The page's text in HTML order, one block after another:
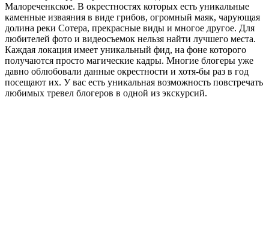
Малореченкское. В окрестностях которых есть уникальные
каменные изваяния в виде грибов, огромный маяк, чарующая
долина реки Сотера, прекрасные виды и многое другое. Для
любителей фото и видеосъемок нельзя найти лучшего места.
Каждая локация имеет уникальный фид, на фоне которого
получаются просто магические кадры. Многие блогеры уже
давно облюбовали данные окрестности и хотя-бы раз в год
посещают их. У вас есть уникальная возможность повстречать
любимых тревел блогеров в одной из экскурсий.